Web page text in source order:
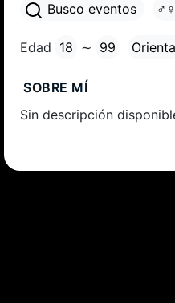
Busco eventos
Edad 18 ∼ 99
SOBRE MÍ
Sin descripción